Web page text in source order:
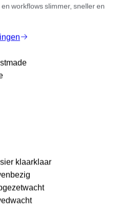
workflows slimmer, sneller en
klaarklaar
klaar
bezig
wacht